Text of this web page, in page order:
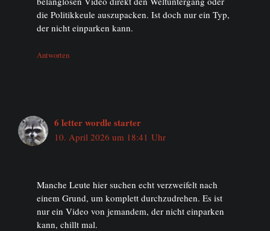
die Politikkeule auszupacken. Ist doch nur ein Typ,
der nicht einparken kann.
Antworten
6 letter wordle starter
10. April 2026 um 18:41 Uhr
Manche Leute hier suchen echt verzweifelt nach
einem Grund, um komplett durchzudrehen. Es ist
nur ein Video von jemandem, der nicht einparken
kann, chillt mal.